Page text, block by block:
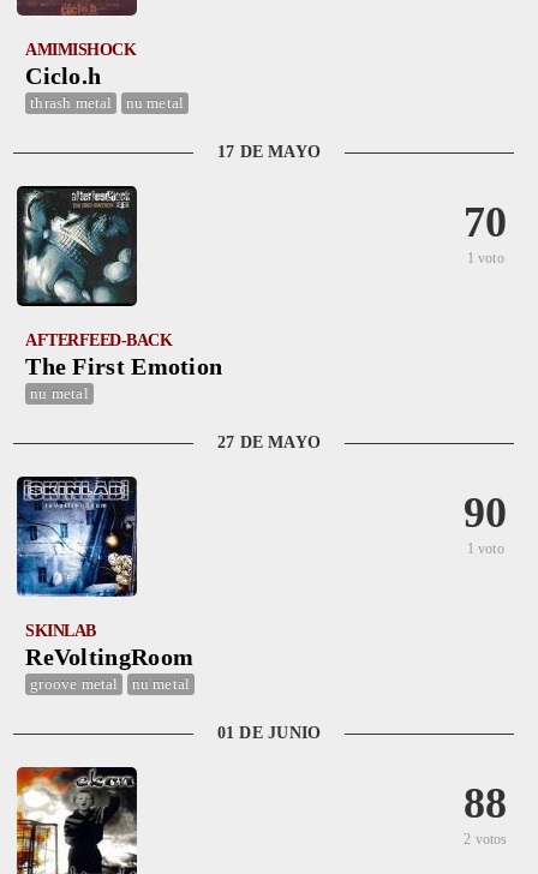
AMIMISHOCK
Ciclo.h
thrash metal nu metal
17 DE MAYO
70
1 voto
AFTERFEED-BACK
The First Emotion
nu metal
27 DE MAYO
90
1 voto
SKINLAB
ReVoltingRoom
groove metal nu metal
01 DE JUNIO
88
2 votos